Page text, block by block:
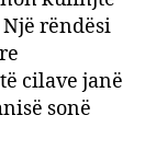
rëndësi
cilave janë
sonë